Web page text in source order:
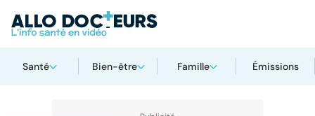
Santé Bien-être Famille Émissions